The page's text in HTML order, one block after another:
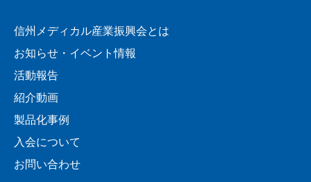
信州メディカル産業振興会とは
お知らせ・イベント情報
活動報告
紹介動画
製品化事例
入会について
お問い合わせ